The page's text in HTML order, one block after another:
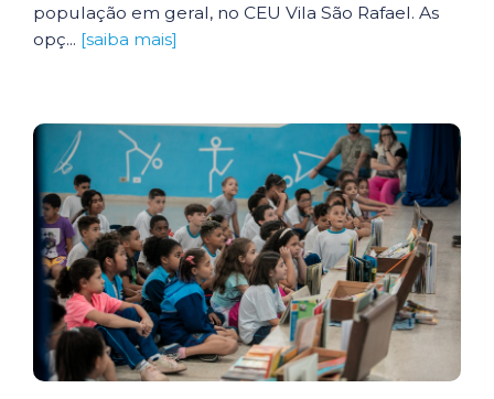
população em geral, no CEU Vila São Rafael. As
opç... [saiba mais]